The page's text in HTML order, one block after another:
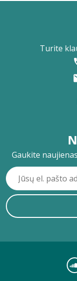
Turite
Gaukite